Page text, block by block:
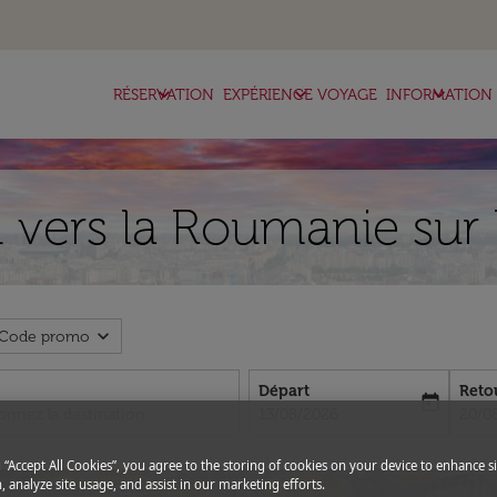
RÉSERVATION
keyboard_arrow_down EXPÉRIENCE VOYAGE
keyboard_arrow_down INFORMATION
keyboard_arrow_down
la Roumanie
promo expand_more
Départ
today
fc-
“Accept All Cookies”, you agree to the storing of cookies on your device to enhance
analyze site usage, and assist in our marketing efforts.